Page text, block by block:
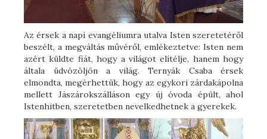
Az érsek a napi evangéliumra utalva Isten szeretetéről
beszélt, a megváltás művéről, emlékeztetve: Isten nem
azért küldte fiát, hogy a világot elítélje, hanem hogy
általa üdvözöljön a világ. Ternyák Csaba érsek
elmondta, megérhettük, hogy az egykori zárdakápolna
mellett Jászárokszálláson egy új óvoda épült, ahol
Istenhitben, szeretetben nevelkedhetnek a gyerekek.